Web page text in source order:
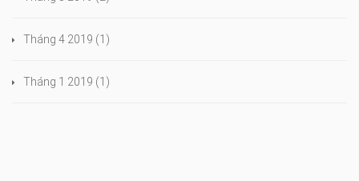
Tháng 4 2019 (1)
Tháng 1 2019 (1)